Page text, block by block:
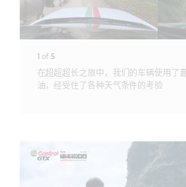
1 of 5
在超超超长之旅中，我们的车辆使用了
油，经受住了各种天气条件的考验